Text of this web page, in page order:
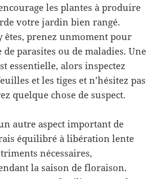
les plantes à produire
votre jardin bien rangé.
êtes, prenez unmoment pour
parasites ou de maladies. Une
essentielle, alors inspectez
et les tiges et n’hésitez pas
quelque chose de suspect.
autre aspect important de
équilibré à libération lente
nécessaires,
la saison de floraison.